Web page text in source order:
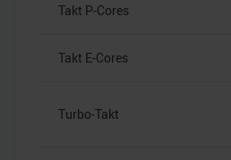
Takt P-Cores
Takt E-Cores
Turbo-Takt